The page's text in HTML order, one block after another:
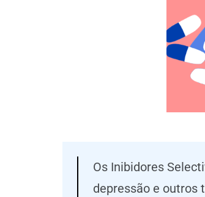
Os Inibidores
depressão e outros